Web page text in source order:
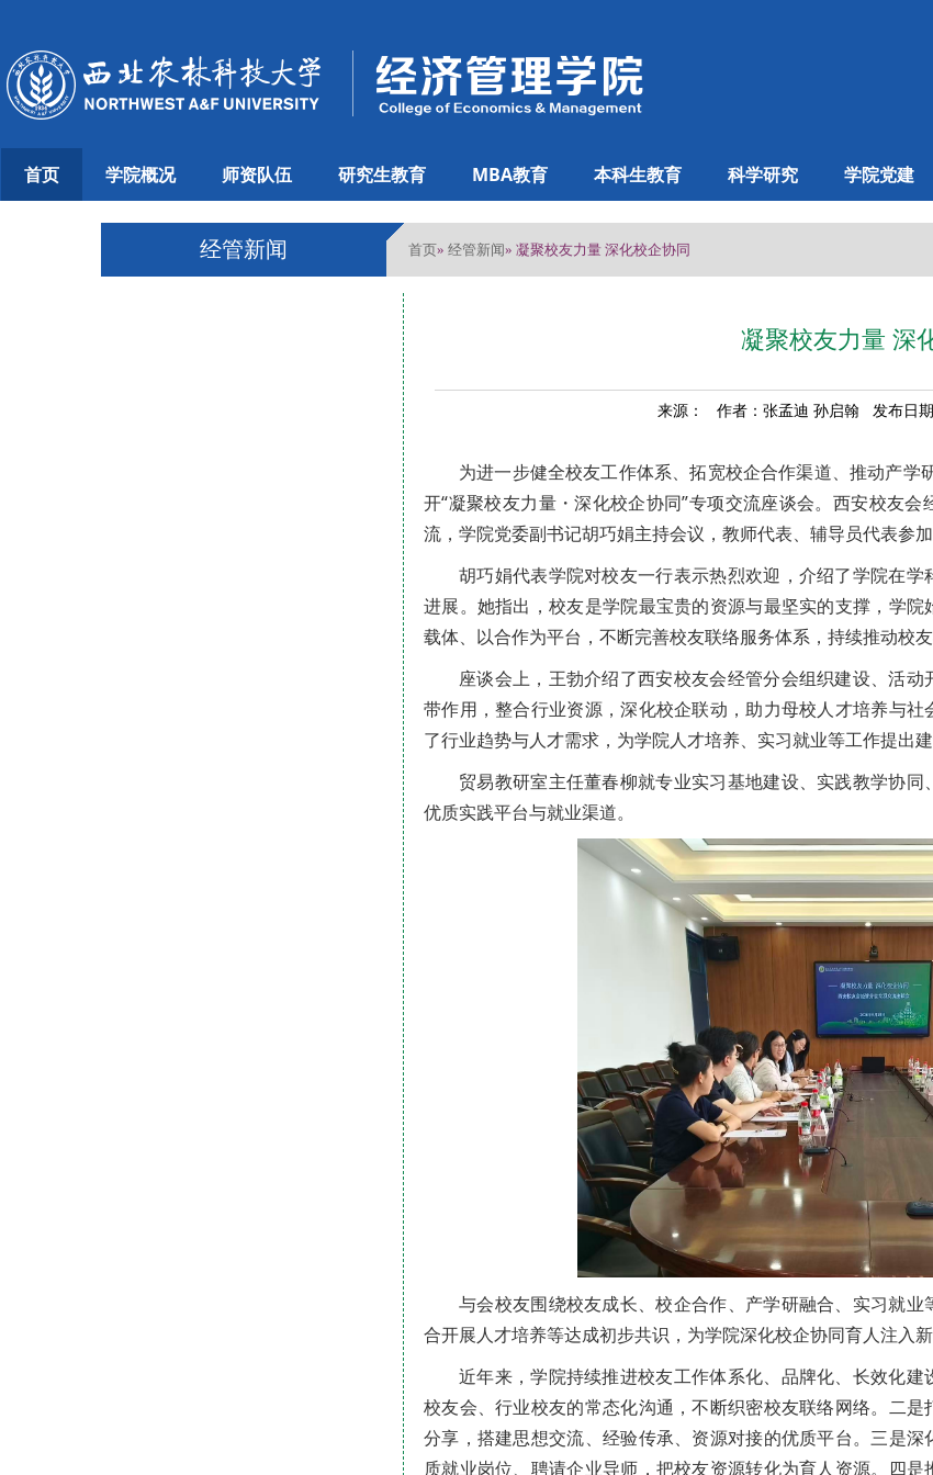
首页 学院概况 师资队伍 研究生教育 MBA教育 本科生教育 科学研究 学院党建
经管新闻 首页» 经管新闻» 凝聚校友力量 深化校企协同
凝聚校友力量 深
来源： 作者：张孟迪 孙启翰 发布日
为进一步健全校友工作体系、拓宽校企合作渠道、推动产
开“凝聚校友力量・深化校企协同”专项交流座谈会。西安校友
流，学院党委副书记胡巧娟主持会议，教师代表、辅导员代表参加
胡巧娟代表学院对校友一行表示热烈欢迎，介绍了学院在
进展。她指出，校友是学院最宝贵的资源与最坚实的支撑，学
载体、以合作为平台，不断完善校友联络服务体系，持续推动校
座谈会上，王勃介绍了西安校友会经管分会组织建设、活
带作用，整合行业资源，深化校企联动，助力母校人才培养与
了行业趋势与人才需求，为学院人才培养、实习就业等工作提出建
贸易教研室主任董春柳就专业实习基地建设、实践教学协
优质实践平台与就业渠道。
与会校友围绕校友成长、校企合作、产学研融合、实习就
合开展人才培养等达成初步共识，为学院深化校企协同育人注入新
近年来，学院持续推进校友工作体系化、品牌化、长效化
校友会、行业校友的常态化沟通，不断织密校友联络网络。二
分享，搭建思想交流、经验传承、资源对接的优质平台。三是
质就业岗位、聘请企业导师，把校友资源转化为育人资源。四